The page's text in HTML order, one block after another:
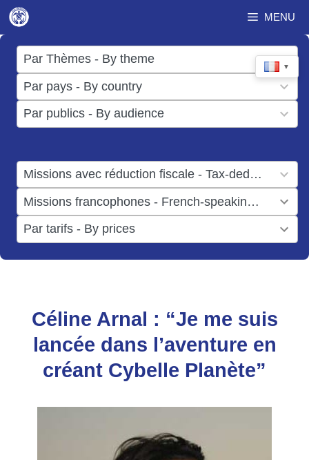
Aller
au
contenu
MENU
▼
Par Thèmes - By theme
17
results
available
Par pays - By country
50
results
available
Par publics - By audience
results
Missions avec réduction fiscale - Tax-deductible missions
result
available
Missions francophones - French-speaking missions
result
available
Par tarifs - By prices
results
available
Céline Arnal : “Je me suis
lancée dans l’aventure en
créant Cybelle Planète”